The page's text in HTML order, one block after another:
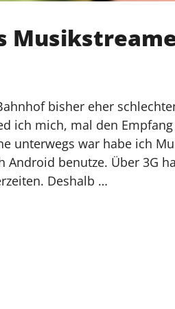
bisher eher
ich mich, mal den
unterwegs war habe ich
Android benutze. Über 3G
Deshalb …